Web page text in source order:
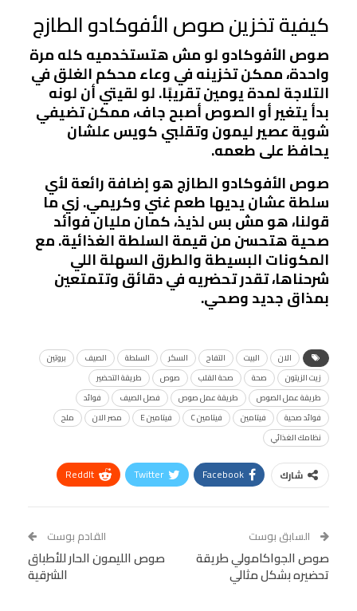
كيفية تخزين صوص الأفوكادو الطازج
صوص الأفوكادو لو مش هتستخدميه كله مرة
واحدة، ممكن تخزينه في وعاء محكم الغلق في
التلاجة لمدة يومين تقريبًا. لو لقيتي أن لونه
بدأ يتغير أو الصوص أصبح جاف، ممكن تضيفي
شوية عصير ليمون وتقلبي كويس علشان
يحافظ على طعمه.
صوص الأفوكادو الطازج هو إضافة رائعة لأي
سلطة عشان يديها طعم غني وكريمي. زي ما
قولنا، هو مش بس لذيذ، كمان مليان فوائد
صحية هتحسن من قيمة السلطة الغذائية. مع
المكونات البسيطة والطرق السهلة اللي
شرحناها، تقدر تحضريه في دقائق وتتمتعين
بمذاق جديد وصحي.
الان البيت التفاح السكر السلطة الصيف
بروتين
زيت الزيتون
صحة صحة القلب صوص
طريقة التحضير
طريقة عمل الصوص
طريقة عمل صوص فصل الصيف
فوائد
فوائد صحية
فيتامين فيتامين C فيتامين E مصر الان
ملح
نظامك الغذائي
شارك Facebook
Twitter
ReddIt
Tumblr
البريد الإلكتروني
StumbleUpon
VK
Digg
LINE
السابق بوست
صوص الجواكامولي طريقة
تحضيره بشكل مثالي
القادم بوست
صوص الليمون الحار للأطباق
الشرقية